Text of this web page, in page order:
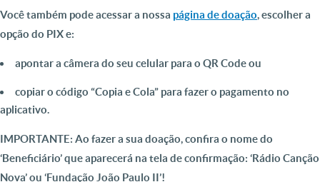
Você também pode acessar a nossa página de doação, escolher a
opção do PIX e:
apontar a câmera do seu celular para o QR Codeou
copiar o código “Copia e Cola” para fazer o pagamento no
aplicativo.
IMPORTANTE: Ao fazer a sua doação, confira o nome do
‘Beneficiário’ que aparecerá na tela de confirmação: ‘Rádio Canção
Nova’ou ‘Fundação João Paulo II’!